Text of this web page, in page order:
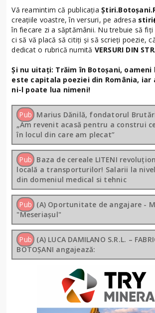
Vă reamintim că publicația
creațiile voastre, în versuri, pe adresa
în fiecare zi a săptămânii. Nu trebuie să
ci să vă placă să citiți și să scrieți poezie,
dedicat o rubrică numită VERSURI DIN
Și nu uitați: Trăim în Botoșani, oameni
este capitala poeziei din România, iar
ni-l poate lua nimeni!
Pub Marius Dănilă, fondatorul
„Am revenit acasă pentru a construi
în locul din care am plecat”
Pub Baza de cereale LITENI
locală a transporturilor! Salarii la
din domeniul medical si tehnic
Pub (A) Oportunitate de angajare -
"Meseriașul"
Pub (A) LUCA DAMILANO S.R.L. –
BOTOȘANI angajează: